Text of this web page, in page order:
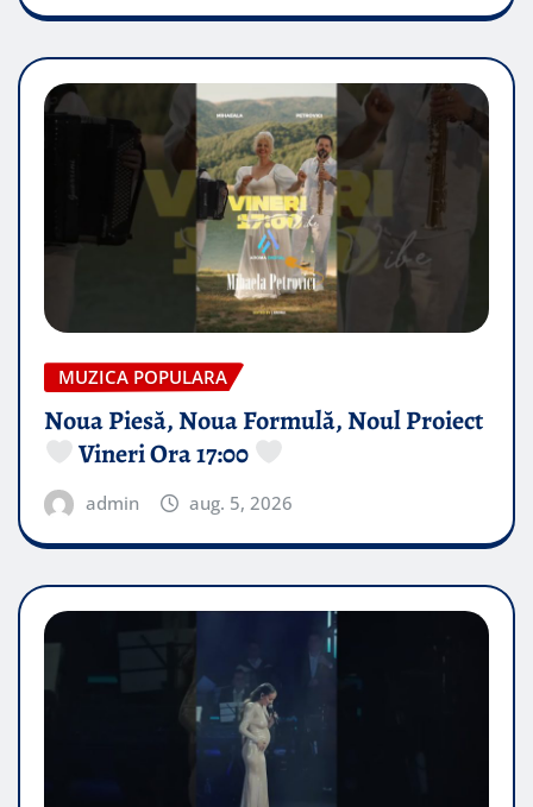
MUZICA POPULARA
Noua Piesă, Noua Formulă, Noul Proiect
Vineri Ora 17:00
admin aug. 5, 2026